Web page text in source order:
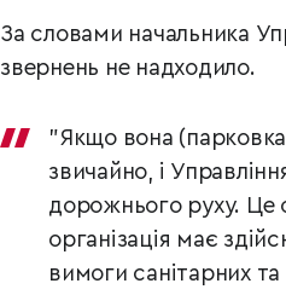
За словами начальника
звернень не надходило.
"Якщо вона
звичайно, і
дорожнього руху. Це
організація має
вимоги санітарних